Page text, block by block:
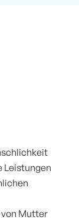
Leistungen
Mutter